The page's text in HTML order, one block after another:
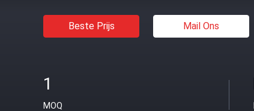
Beste Prijs Mail Ons
1
MOQ